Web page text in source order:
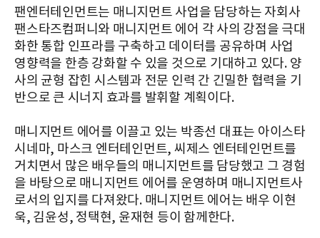
팬엔터테인먼트는 매니지먼트 사업을 담당하는 자회사
팬스타즈컴퍼니와 매니지먼트 에어 각 사의 강점을 극대
화한 통합 인프라를 구축하고 데이터를 공유하며 사업
영향력을 한층 강화할 수 있을 것으로 기대하고 있다. 양
사의 균형 잡힌 시스템과 전문 인력 간 긴밀한 협력을 기
반으로 큰 시너지 효과를 발휘할 계획이다.
매니지먼트 에어를 이끌고 있는 박종선 대표는 아이스타
시네마, 마스크 엔터테인먼트, 씨제스 엔터테인먼트를
거치면서 많은 배우들의 매니지먼트를 담당했고 그 경험
을 바탕으로 매니지먼트 에어를 운영하며 매니지먼트사
로서의 입지를 다져왔다. 매니지먼트 에어는 배우 이현
욱, 김윤성, 정택현, 윤재현 등이 함께한다.